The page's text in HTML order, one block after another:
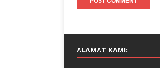
ALAMAT KAMI: